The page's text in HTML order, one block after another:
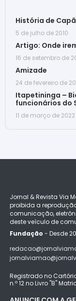
História de
5 de julho de 2010
Artigo: Onde
16 de setembro de
Amizade
24 de fevereiro de
Itapetininga –
funcionários do
11 de março de 2022
Jornal & Revista Via
proibida a
comunicação,
deste veículo de
Fundação - Desde
Registrado no
n.º 12 no Livro "B"